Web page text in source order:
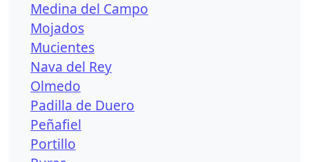
Medina del Campo
Mojados
Mucientes
Nava del Rey
Olmedo
Padilla de Duero
Peñafiel
Portillo